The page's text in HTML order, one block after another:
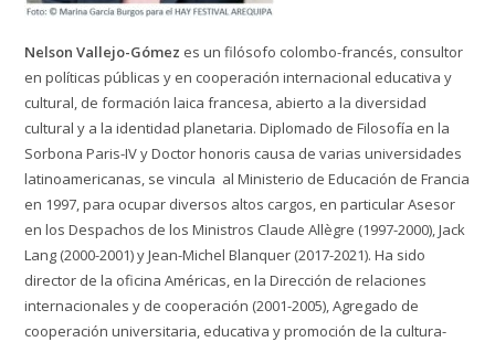
Nelson Vallejo-Gómez es un filósofo colombo-francés, consultor
en políticas públicas y en cooperación internacional educativa y
cultural, de formación laica francesa, abierto a la diversidad
cultural y a la identidad planetaria. Diplomado de Filosofía en la
Sorbona Paris-IV y Doctor honoris causa de varias universidades
latinoamericanas, se vincula al Ministerio de Educación de Francia
en 1997, para ocupar diversos altos cargos, en particular Asesor
en los Despachos de los Ministros Claude Allègre (1997-2000), Jack
Lang (2000-2001) y Jean-Michel Blanquer (2017-2021). Ha sido
director de la oficina Américas, en la Dirección de relaciones
internacionales y de cooperación (2001-2005), Agregado de
cooperación universitaria, educativa y promoción de la cultura-